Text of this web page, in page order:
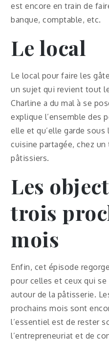
est encore en train de
banque, comptable, etc.
Le local
Le local pour faire les
un sujet qui revient tout
Charline a du mal à se
explique l’ensemble des
elle et qu’elle garde
cuisine partagée, chez un
pâtissiers.
Les
trois
mois
Enfin, cet épisode
pour celles et ceux qui
autour de la pâtisserie.
prochains mois sont
l’essentiel est de rester
l’entrepreneuriat et de